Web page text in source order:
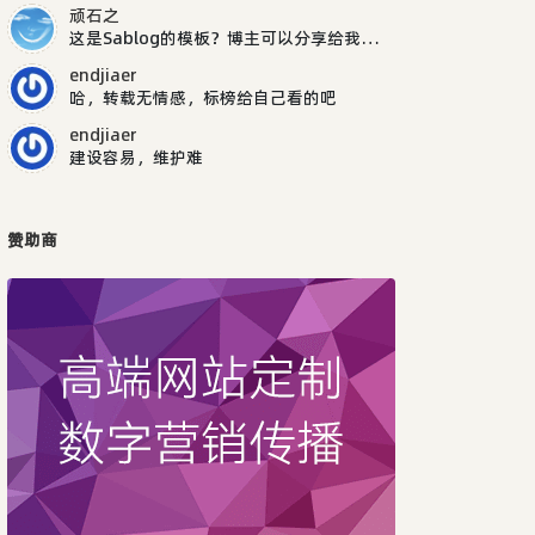
顽石之
这是Sablog的模板？博主可以分享给我吗，谢谢
endjiaer
哈，转载无情感，标榜给自己看的吧
endjiaer
建设容易，维护难
赞助商